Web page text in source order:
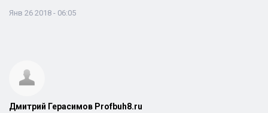
Янв 26 2018 - 06:05
Дмитрий Герасимов Profbuh8.ru